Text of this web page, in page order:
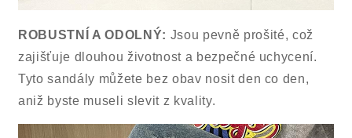
ROBUSTNÍ A ODOLNÝ: Jsou pevně prošité, což
zajišťuje dlouhou životnost a bezpečné uchycení.
Tyto sandály můžete bez obav nosit den co den,
aniž byste museli slevit z kvality.